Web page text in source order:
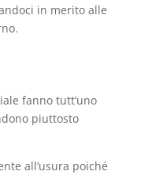
in merito alle
fanno tutt’uno
piuttosto
all’usura poiché